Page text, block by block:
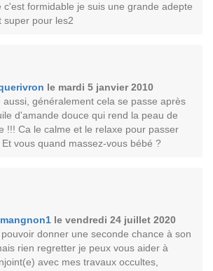
c'est formidable je suis une grande adepte
super pour les2
le mardi 5 janvier 2010
généralement cela se passe après
d'amande douce qui rend la peau de
!!! Ca le calme et le relaxe pour passer
vous quand massez-vous bébé ?
le vendredi 24 juillet 2020
donner une seconde chance à son
rien regretter je peux vous aider à
avec mes travaux occultes,